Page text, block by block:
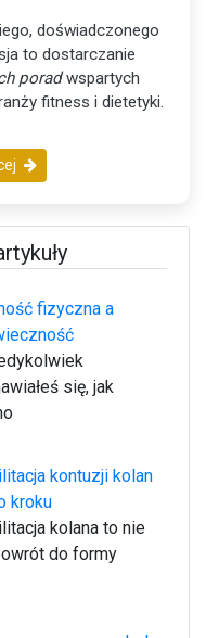
doświadczonego
to dostarczanie
poradwspartych
fitness i dietetyki.
fizyczna a
się, jak
kontuzji kolan
kroku
kolana to nie
do formy